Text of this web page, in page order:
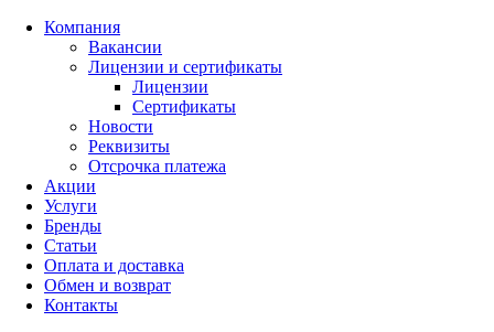
Компания
Вакансии
Лицензии и сертификаты
Лицензии
Сертификаты
Новости
Реквизиты
Отсрочка платежа
Акции
Услуги
Бренды
Статьи
Оплата и доставка
Обмен и возврат
Контакты